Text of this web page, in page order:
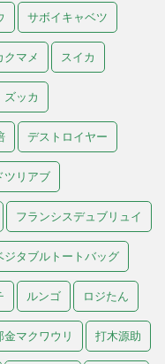
サボイキャベツ
クマメ スイカ
ズッカ
デストロイヤー
ツリアブ
フランシスデュブリュイ
ジタブルトートバッグ
ルンゴ ロジたん
金マクワウリ 打木源助